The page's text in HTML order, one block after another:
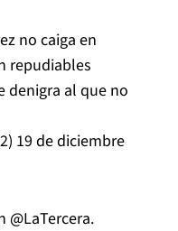
no caiga en
repudiables
denigra al que no
19 de diciembre
@LaTercera.